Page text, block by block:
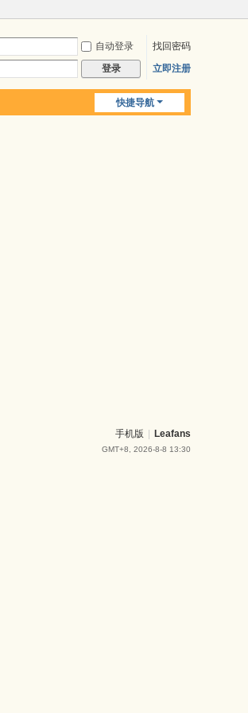
自动登录
找回密码
登录 立即注册
快捷导航
手机版 Leafans
GMT+8, 2026-8-8 13:30